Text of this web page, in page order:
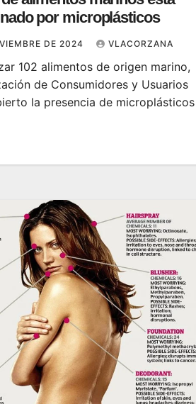
por microplásticos
DE 2024 VLACORZANA
102 alimentos de origen marino,
de Consumidores y Usuarios
la presencia de microplásticos